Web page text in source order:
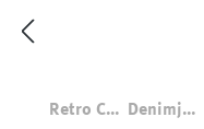
Retro Cap Denimjac